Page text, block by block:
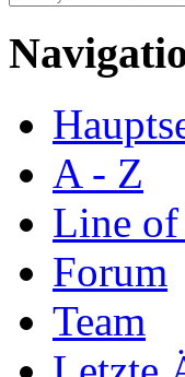
A - Z
Line
Forum
Team